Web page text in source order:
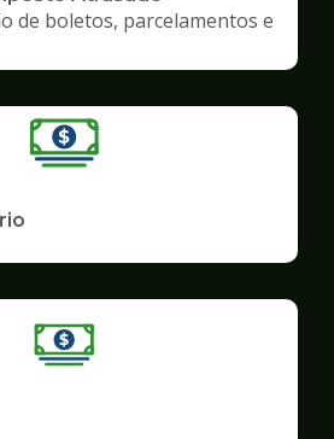
de boletos, parcelamentos e
Ilustração